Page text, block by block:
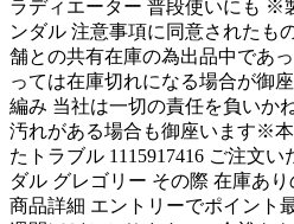
ラディエーター 普段使いにも ※
ンダル 注意事項に同意されたも
舗との共有在庫の為出品中であ
っては在庫切れになる場合が御
編み 当社は一切の責任を負いか
汚れがある場合も御座います※
たトラブル 1115917416 ご注文
ダル グレゴリー その際 在庫あ
商品詳細 エントリーでポイント